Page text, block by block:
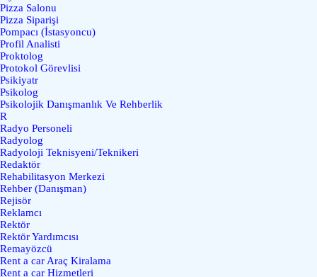
Pizza Salonu
Pizza Siparişi
Pompacı (İstasyoncu)
Profil Analisti
Proktolog
Protokol Görevlisi
Psikiyatr
Psikolog
Psikolojik Danışmanlık Ve Rehberlik
R
Radyo Personeli
Radyolog
Radyoloji Teknisyeni/Teknikeri
Redaktör
Rehabilitasyon Merkezi
Rehber (Danışman)
Rejisör
Reklamcı
Rektör
Rektör Yardımcısı
Remayözcü
Rent a car Araç Kiralama
Rent a car Hizmetleri